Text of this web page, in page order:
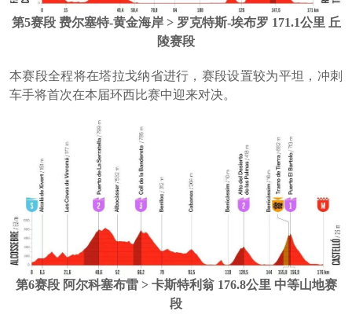
第5赛段 费尔塞特-黄金海岸 > 罗克特斯-埃布罗 171.1公里 丘
陵赛段
本赛段全程将在塔拉戈纳省进行，赛段设置较为平坦，冲刺
车手将首次在本届环西比赛中迎来对决。
第6赛段 阿尔科塞布雷 > 卡斯特利翁 176.8公里 中等山地赛
段